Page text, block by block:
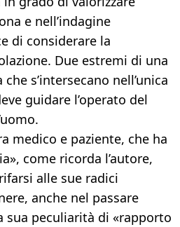
e nell’indagine
di considerare la
Due estremi di una
s’intersecano nell’unica
guidare l’operato del
medico e paziente, che ha
come ricorda l’autore,
alle sue radici
anche nel passare
sua peculiarità di «rapporto